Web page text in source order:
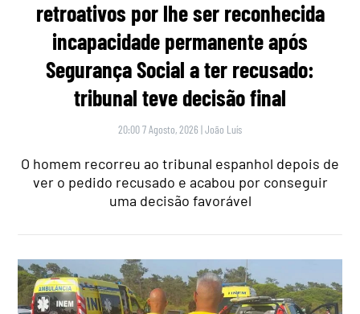
retroativos por lhe ser reconhecida
incapacidade permanente após
Segurança Social a ter recusado:
tribunal teve decisão final
20:00 7 Agosto, 2026 |João Luís
O homem recorreu ao tribunal espanhol depois de
ver o pedido recusado e acabou por conseguir
uma decisão favorável